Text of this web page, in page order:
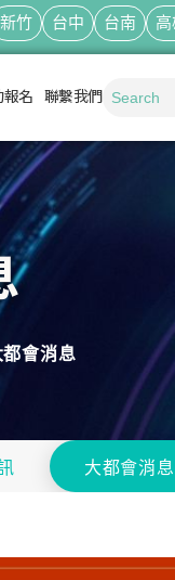
新竹 台中 台南 高
名 聯繫我們
都會消息
大都會消息